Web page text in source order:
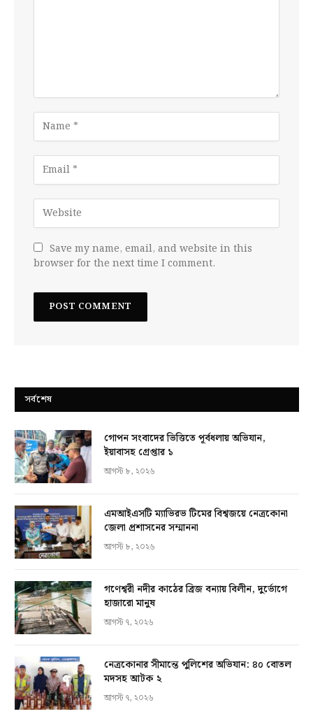
Save my name, email, and website in this
browser for the next time I comment.
সর্বশেষ
গোপন সংবাদের ভিত্তিতে পূর্বধলায় অভিযান,
ইয়াবাসহ গ্রেপ্তার ১
আগস্ট ৮, ২০২৬
এমআইএসটি ম্যাভিরভ টিমের বিশ্বজয়ে নেত্রকোনা
জেলা প্রশাসনের সম্মাননা
আগস্ট ৮, ২০২৬
গণেশ্বরী নদীর কাঠের ব্রিজ বন্যায় বিলীন, দুর্ভোগে
হাজারো মানুষ
আগস্ট ৭, ২০২৬
নেত্রকোনার সীমান্তে পুলিশের অভিযান: ৪০ বোতল
মদসহ আটক ২
আগস্ট ৭, ২০২৬